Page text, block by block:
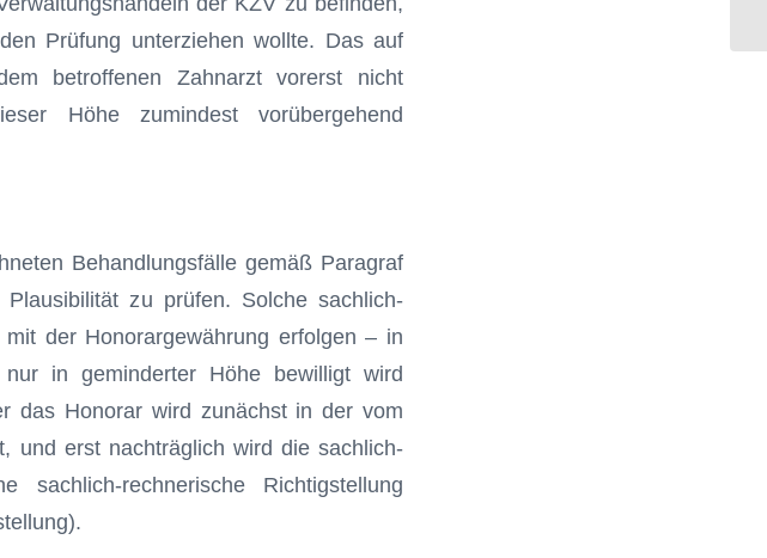
Prüfung unterziehen wollte. Das auf
betroffenen Zahnarzt vorerst nicht
Höhe zumindest vorübergehend
Behandlungsfälle gemäß Paragraf
zu prüfen. Solche sachlich-
der Honorargewährung erfolgen – in
in geminderter Höhe bewilligt wird
das Honorar wird zunächst in der vom
und erst nachträglich wird die sachlich-
sachlich-rechnerische Richtigstellung